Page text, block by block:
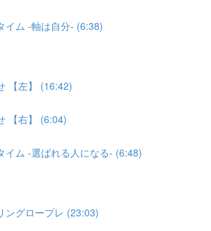
イム -軸は自分- (6:38)
【左】 (16:42)
【右】 (6:04)
イム -選ばれる人になる- (6:48)
ングロープレ (23:03)